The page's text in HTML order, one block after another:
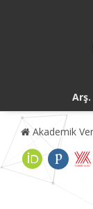
Arş.
Akademik